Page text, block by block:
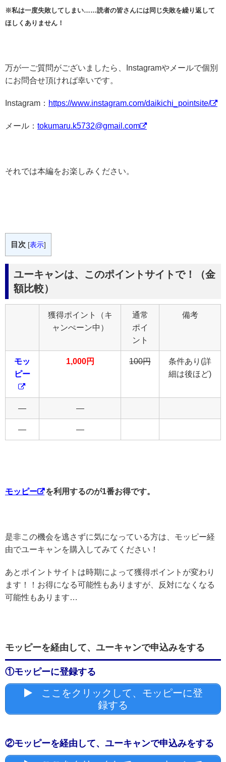
※私は一度失敗してしまい……読者の皆さんには同じ失敗を繰り返して
ほしくありません！
万が一ご質問がございましたら、Instagramやメールで個別
にお問合せ頂ければ幸いです。
Instagram： https://www.instagram.com/daikichi_pointsite/
メール： tokumaru.k5732@gmail.com
それでは本編をお楽しみください。
目次 [表示]
ユーキャンは、このポイントサイトで！（金
額比較）
獲得ポイント（キ
ャンぺーン中）
通常
ポイ
ント
備考
モッ
ピー
1,000円 100円
条件あり(詳
細は後ほど)
― ―
― ―
モッピー を利用するのが1番お得です。
是非この機会を逃さずに気になっている方は、モッピー経
由でユーキャンを購入してみてください！
あとポイントサイトは時期によって獲得ポイントが変わり
ます！！お得になる可能性もありますが、反対になくなる
可能性もあります…
モッピーを経由して、ユーキャンで申込みをする
①モッピーに登録する
ここをクリックして、モッピーに登
録する
②モッピーを経由して、ユーキャンで申込みをする